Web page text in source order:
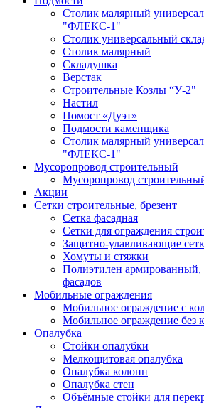
Столик малярный
"ФЛЕКС-1"
Столик универсальный
Столик малярный
Складушка
Верстак
Строительные Козлы “У-2"
Настил
Помост «Дуэт»
Подмости каменщика
Столик малярный
"ФЛЕКС-1"
Мусоропровод строительный
Мусоропровод
Акции
Сетки строительные, брезент
Сетка фасадная
Сетки для ограждения
Защитно-улавливающие
Хомуты и стяжки
Полиэтилен армированный,
фасадов
Мобильные ограждения
Мобильное ограждение с
Мобильное ограждение без
Опалубка
Стойки опалубки
Мелкощитовая опалубка
Опалубка колонн
Опалубка стен
Объёмные стойки для